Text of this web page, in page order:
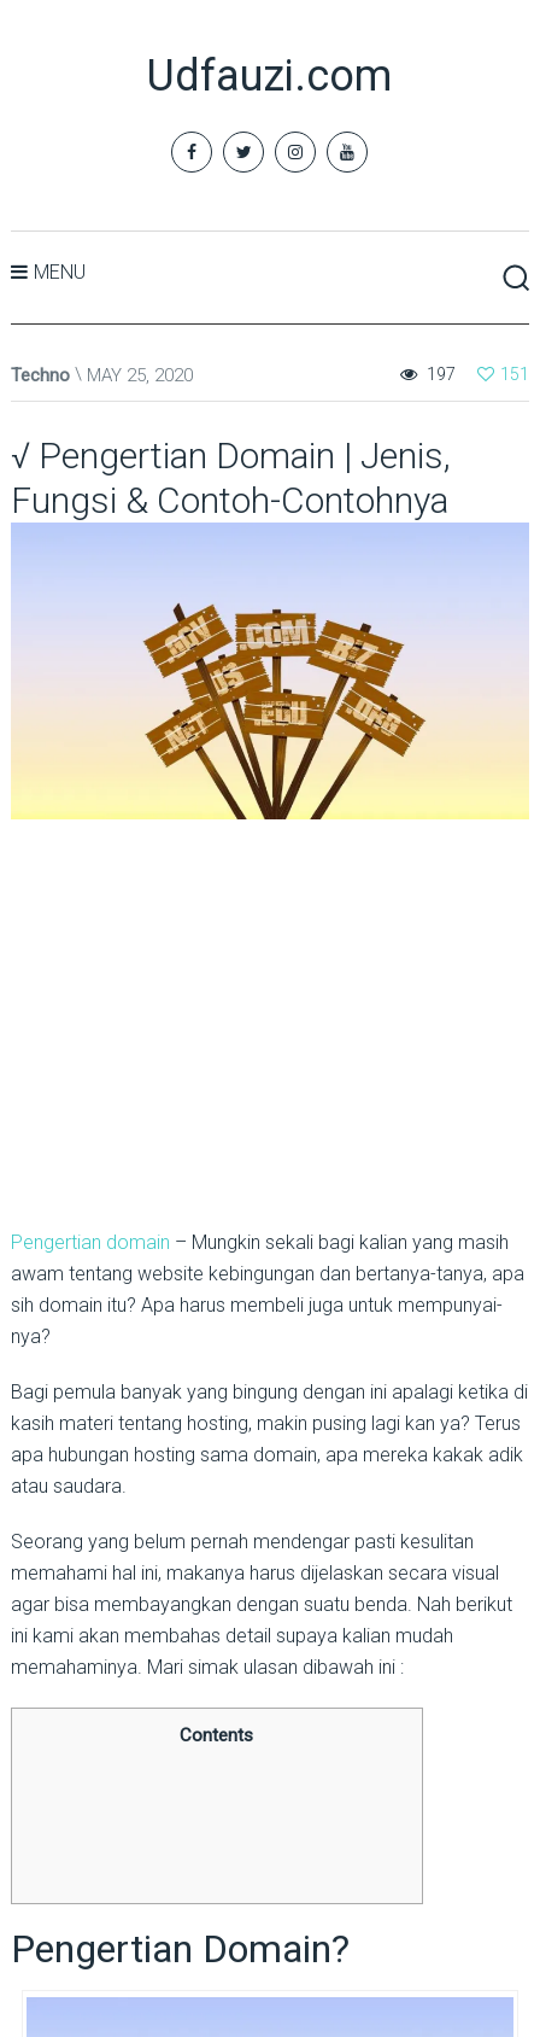
Udfauzi.com
MENU
Techno MAY 25, 2020 151
197
√ Pengertian Domain | Jenis,
Fungsi & Contoh-Contohnya
Pengertian domain – Mungkin sekali bagi kalian yang masih
awam tentang website kebingungan dan bertanya-tanya, apa
sih domain itu? Apa harus membeli juga untuk mempunyai-
nya?
Bagi pemula banyak yang bingung dengan ini apalagi ketika di
kasih materi tentang hosting, makin pusing lagi kan ya? Terus
apa hubungan hosting sama domain, apa mereka kakak adik
atau saudara.
Seorang yang belum pernah mendengar pasti kesulitan
memahami hal ini, makanya harus dijelaskan secara visual
agar bisa membayangkan dengan suatu benda. Nah berikut
ini kami akan membahas detail supaya kalian mudah
memahaminya. Mari simak ulasan dibawah ini :
Contents
Pengertian Domain?